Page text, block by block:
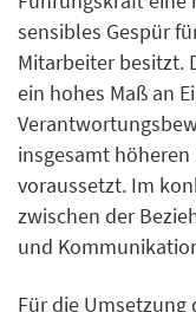
sensibles Gespür
Mitarbeiter besitzt.
ein hohes Maß an
insgesamt höheren
voraussetzt. Im
zwischen der
und
Für die Umsetzung